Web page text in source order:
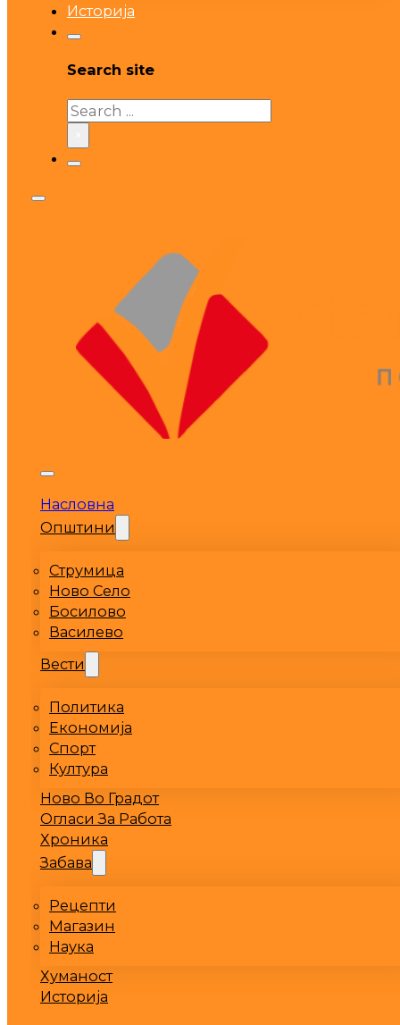
Историја
Search site
Search
Насловна
Општини
Струмица
Ново Село
Босилово
Василево
Вести
Политика
Економија
Спорт
Култура
Ново Во Градот
Огласи За Работа
Хроника
Забава
Рецепти
Магазин
Наука
Хуманост
Историја